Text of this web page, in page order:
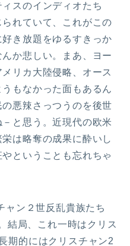
スのインディオたち
れていて、これがこの
き放題をゆるすきっか
か悲しい。まあ、ヨー
リカ大陸侵略、オース
もなかった面もあるん
悪辣さっつうのを後世
と思う。近現代の欧米
は略奪の成果に酔いし
ということも忘れちゃ
ャン２世反乱貴族たち
結局、これ一時はクリス
期的にはクリスチャン2